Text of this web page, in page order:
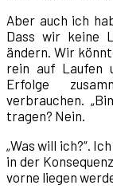
Aber auch ich
Dass wir keine
ändern. Wir
rein auf Laufen
Erfolge
verbrauchen.
tragen? Nein.
„Was will ich?“.
in der
vorne liegen